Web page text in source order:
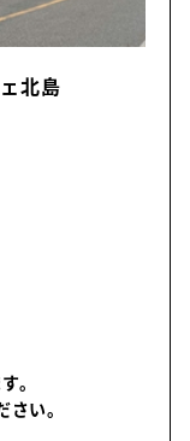
北島
。
い。